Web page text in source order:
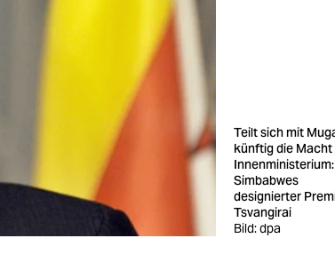
Teilt sich mit
künftig die Macht
Innenministerium:
Simbabwes
designierter
Tsvangirai
Bild: dpa